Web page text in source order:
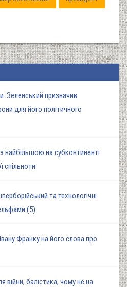
Зеленський призначив
для його політичного
найбільшою на субконтиненті
спільноти
та технологічні
(5)
Франку на його слова про
війни, балістика, чому не на